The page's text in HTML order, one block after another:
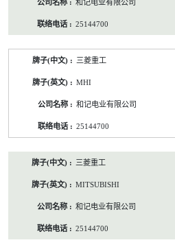
和记电业有限公司
25144700
三菱重工
MHI
和记电业有限公司
25144700
三菱重工
MITSUBISHI
和记电业有限公司
25144700